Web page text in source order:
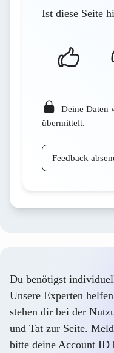
Ist diese Seite
Deine Daten
übermittelt.
Feedback
Du benötigst
Unsere Experten
stehen dir bei der
und Tat zur Seite.
bitte deine Account ID